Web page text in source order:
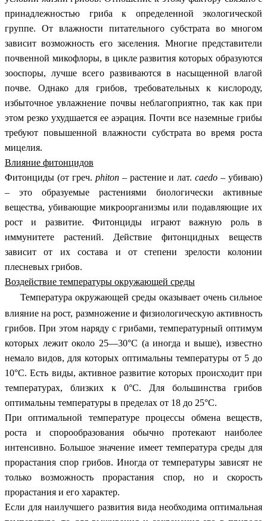
принадлежностью гриба к определенной экологической
группе. От влажности питательного субстрата во многом
зависит возможность его заселения. Многие представители
почвенной микофлоры, в цикле развития которых образуются
зооспоры, лучше всего развиваются в насыщенной влагой
почве. Однако для грибов, требовательных к кислороду,
избыточное увлажнение почвы неблагоприятно, так как при
этом резко ухудшается ее аэрация. Почти все наземные грибы
требуют повышенной влажности субстрата во время роста
мицелия.
Влияние фитонцидов
Фитонциды (от греч. phiton– растение и лат.caedo – убиваю)
– это образуемые растениями биологически активные
вещества, убивающие микроорганизмы или подавляющие их
рост и развитие. Фитонциды играют важную роль в
иммунитете растений. Действие фитонцидных веществ
зависит от их состава и от степени зрелости колонии
плесневых грибов.
Воздействие температуры окружающей среды
Температура окружающей среды оказывает очень сильное
влияние на рост, размножение и физиологическую активность
грибов. При этом наряду с грибами, температурный оптимум
которых лежит около 25—30°С (а иногда и выше), известно
немало видов, для которых оптимальны температуры от 5 до
10°С. Есть виды, активное развитие которых происходит при
температурах, близких к 0°С. Для большинства грибов
оптимальны температуры в пределах от 18 до 25°С.
При оптимальной температуре процессы обмена веществ,
роста и спорообразования обычно протекают наиболее
интенсивно. Большое значение имеет температура среды для
прорастания спор грибов. Иногда от температуры зависят не
только возможность прорастания спор, но и скорость
прорастания и его характер.
Если для наилучшего развития вида необходима оптимальная